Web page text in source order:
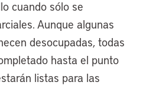
cuando sólo se
Aunque algunas
desocupadas, todas
hasta el punto
listas para las